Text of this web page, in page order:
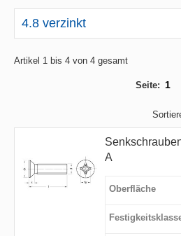
4.8 verzinkt
Artikel 1 bis 4 von 4 gesamt
Seite: 1
A
Oberfläche